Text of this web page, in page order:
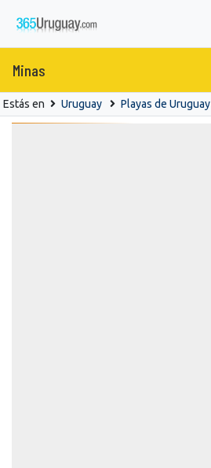
Minas
Estás en Uruguay Playas de Uruguay